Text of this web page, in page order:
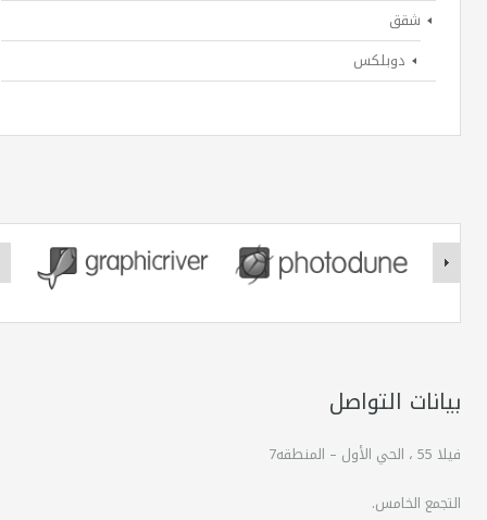
شقق
دوبلكس
بيانات التواصل
فيلا 55 ، الحي الأول – المنطقه7
التجمع الخامس.